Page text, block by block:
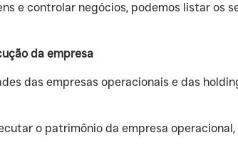
e controlar negócios, podemos listar os
da empresa
das empresas operacionais e das
o patrimônio da empresa